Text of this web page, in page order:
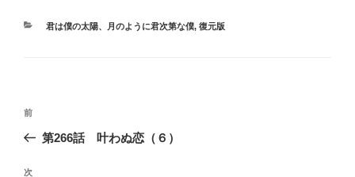
カ
君は僕の太陽、月のように君次第な僕, 復元版
投
ビ
過
去
投
前
第266話 叶わぬ恋（６）
次
次